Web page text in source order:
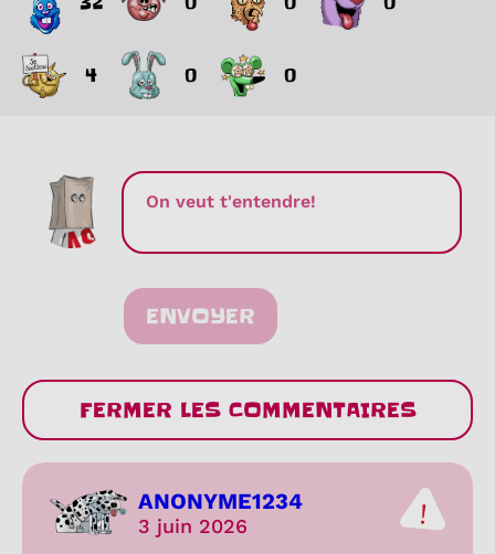
4 0 0
ENVOYER
FERMER LES COMMENTAIRES
ANONYME1234
3 juin 2026